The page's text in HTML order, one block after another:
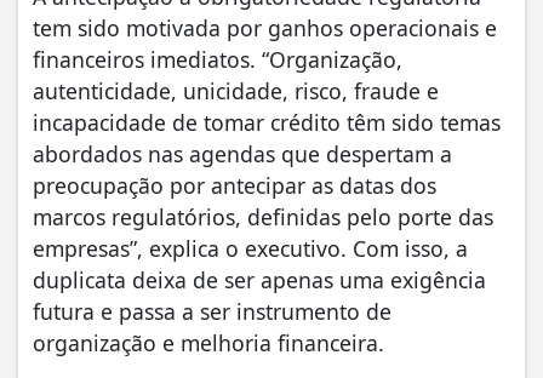
tem sido motivada por ganhos operacionais e
financeiros imediatos. “Organização,
autenticidade, unicidade, risco, fraude e
incapacidade de tomar crédito têm sido temas
abordados nas agendas que despertam a
preocupação por antecipar as datas dos
marcos regulatórios, definidas pelo porte das
empresas”, explica o executivo. Com isso, a
duplicata deixa de ser apenas uma exigência
futura e passa a ser instrumento de
organização e melhoria financeira.